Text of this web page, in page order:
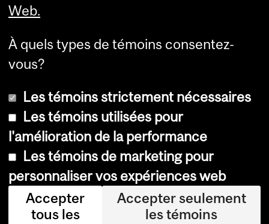
© Université McGill, 2026
Accessibilité
Avis sur les témoins
Paramètres des témoins
Web.
À quels types de témoins consentez-
vous?
Les témoins strictement nécessaires
Les témoins utilisées pour
l'amélioration de la performance
Les témoins de marketing pour
personnaliser vos expériences web
Accepter
tous les
Accepter seulement
les témoins